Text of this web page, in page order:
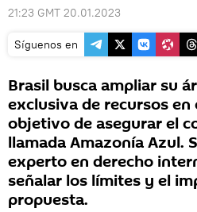
21:23 GMT 20.01.2023
Síguenos en
Brasil busca ampliar su
exclusiva de recursos
objetivo de asegurar el
llamada Amazonía Azul.
experto en derecho
señalar los límites y el
propuesta.